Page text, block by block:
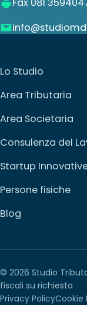
Lo Studio
Area Tributaria
Area Societaria
Consulenza del
Startup
Persone fisiche
Blog
© 2026 Studio
fiscali su richiesta
Privacy PolicyCookie